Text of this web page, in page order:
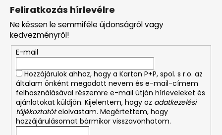
Feliratkozás hírlevélre
Ne késsen le semmiféle újdonságról vagy
kedvezményről!
E-mail
Hozzájárulok ahhoz, hogy a Karton P+P, spol. s r.o. az
általam önként megadott nevem és e-mail-címem
felhasználásával részemre e-mail útján hírleveleket és
ajánlatokat küldjön. Kijelentem, hogy az adatkezelési
tájékoztatótelolvastam. Megértettem, hogy
hozzájárulásomat bármikor visszavonhatom.